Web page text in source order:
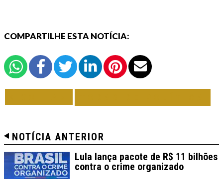
COMPARTILHE ESTA NOTÍCIA:
NOTÍCIA ANTERIOR
Lula lança pacote de R$ 11 bilhões
contra o crime organizado